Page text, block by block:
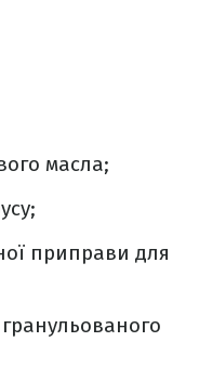
масла;
приправи для